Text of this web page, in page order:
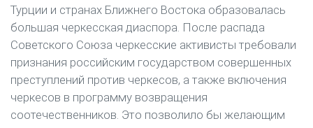
Турции и странах Ближнего Востока образовалась
большая черкесская диаспора. После распада
Советского Союза черкесские активисты требовали
признания российским государством совершенных
преступлений против черкесов, а также включения
черкесов в программу возвращения
соотечественников. Это позволило бы желающим